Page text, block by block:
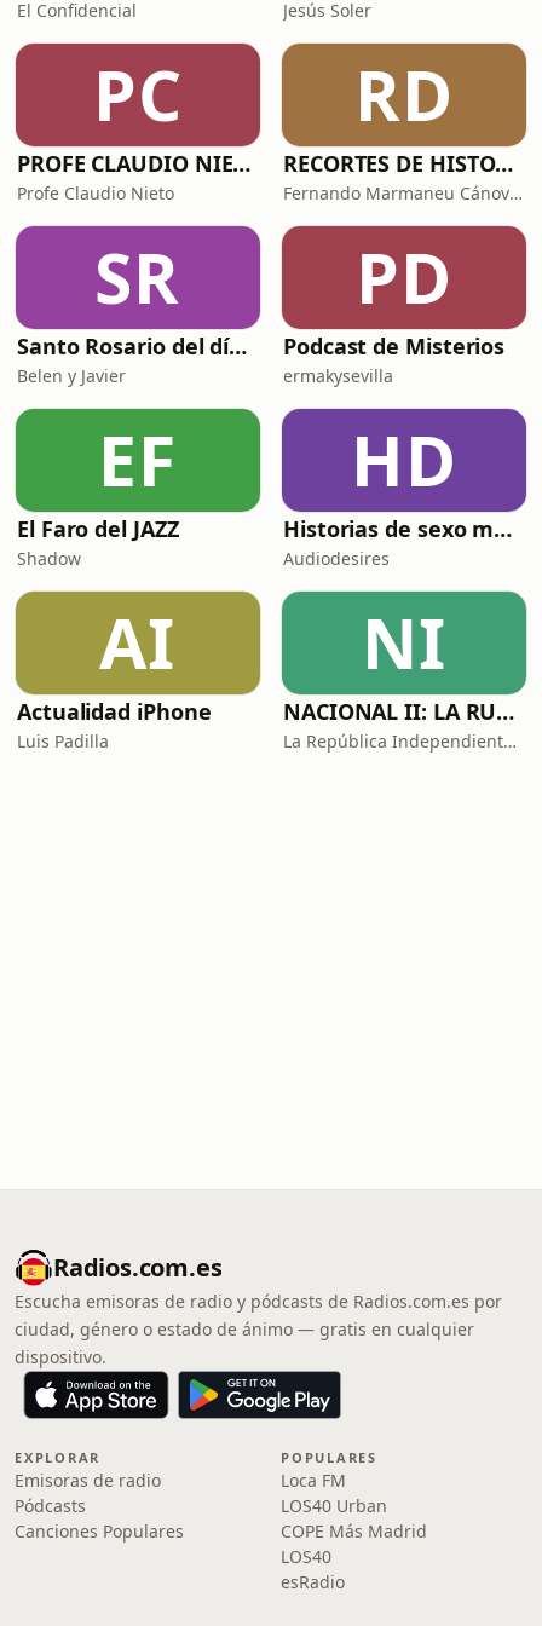
El Confidencial Jesús Soler
PC
PROFE CLAUDIO NIETO
Profe Claudio Nieto
RD
RECORTES DE HISTORIA Y CIENCIA
Fernando Marmaneu Cánovas
SR
Santo Rosario del día. 🙏 Reza con nosotros en castellano 🇪🇸
Belen y Javier
PD
Podcast de Misterios
ermakysevilla
EF
El Faro del JAZZ
Shadow
HD
Historias de sexo muy intensas y calientes
Audiodesires
AI
Actualidad iPhone
Luis Padilla
NI
NACIONAL II: LA RUTA DEL EXILIO
La República Independiente de la Radio
Radios.com.es
Escucha emisoras de radio y pódcasts de Radios.com.es por
ciudad, género o estado de ánimo — gratis en cualquier
dispositivo.
EXPLORAR
Emisoras de radio
Pódcasts
Canciones Populares
POPULARES
Loca FM
LOS40 Urban
COPE Más Madrid
LOS40
esRadio